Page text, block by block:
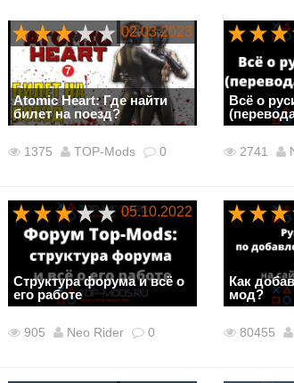
02.03.2023
Atomic Heart: Где найти
билет на поезд?
1375 TOP-Mods 0
Всё о
2741
05.10.2022
Структура форума и всё о
его работе
905 Neo Rider 0
Как
мод?
80455